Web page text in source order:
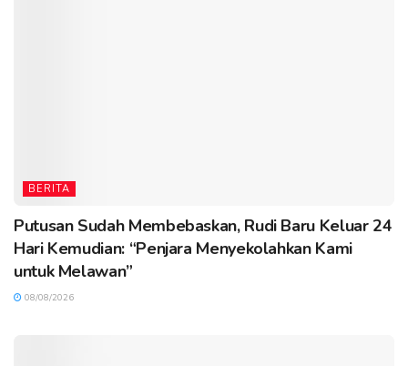
BERITA
Putusan Sudah Membebaskan, Rudi Baru Keluar 24
Hari Kemudian: “Penjara Menyekolahkan Kami
untuk Melawan”
08/08/2026